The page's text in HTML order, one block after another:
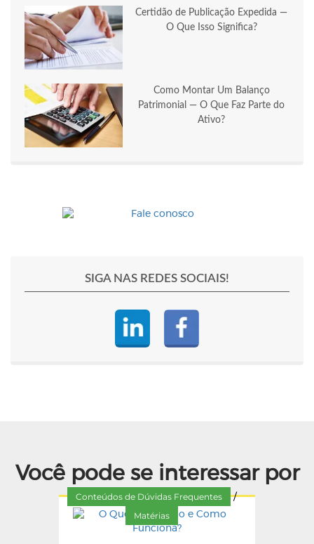
Certidão de Publicação Expedida —
O Que Isso Significa?
Como Montar Um Balanço
Patrimonial — O Que Faz Parte do
Ativo?
SIGA NAS REDES SOCIAIS!
Você pode se interessar por
Conteúdos de Dúvidas Frequentes /
Matérias